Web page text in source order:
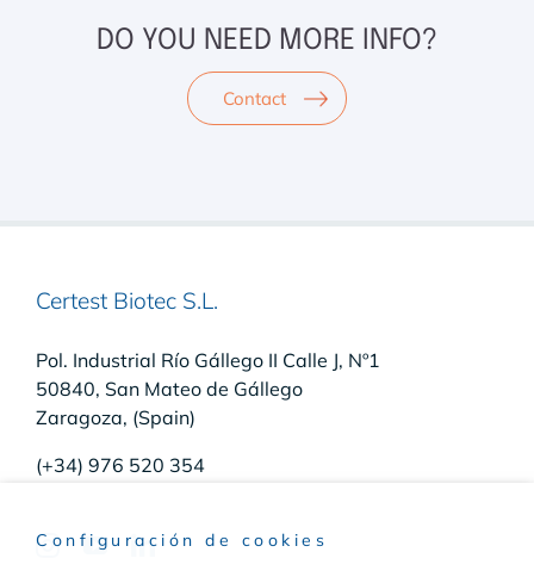
DO YOU NEED MORE INFO?
Contact
Certest Biotec S.L.
Pol. Industrial Río Gállego II Calle J, Nº1
50840, San Mateo de Gállego
Zaragoza, (Spain)
(+34) 976 520 354
Configuración de cookies